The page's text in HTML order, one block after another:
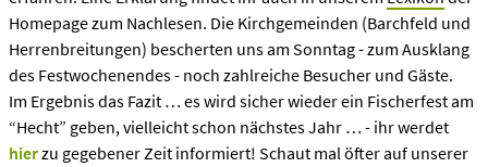
Homepage zum Nachlesen. Die Kirchgemeinden (Barchfeld und
Herrenbreitungen) bescherten uns am Sonntag - zum Ausklang
des Festwochenendes - noch zahlreiche Besucher und Gäste.
Im Ergebnis das Fazit … es wird sicher wieder ein Fischerfest am
“Hecht” geben, vielleicht schon nächstes Jahr … - ihr werdet
hierzu gegebener Zeit informiert! Schaut mal öfter auf unserer